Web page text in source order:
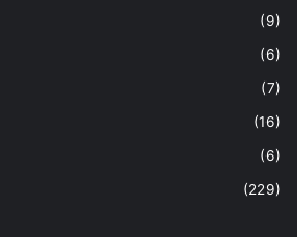
(9)
(6)
(7)
(16)
(6)
(229)